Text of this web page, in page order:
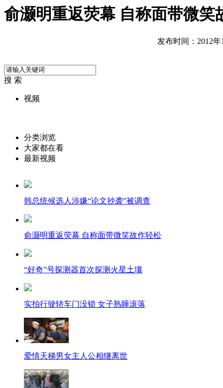
俞灏明重返荧幕 自称面带微笑
发布时间：2012年
搜 索
视频
分类浏览
大家都在看
最新视频
韩总统候选人涉嫌“论文抄袭”被调查
俞灏明重返荧幕 自称面带微笑故作轻松
“好奇”号探测器首次探测火星土壤
实拍行驶轿车门没锁 女子熟睡滚落
爱情天梯男女主人公相继离世